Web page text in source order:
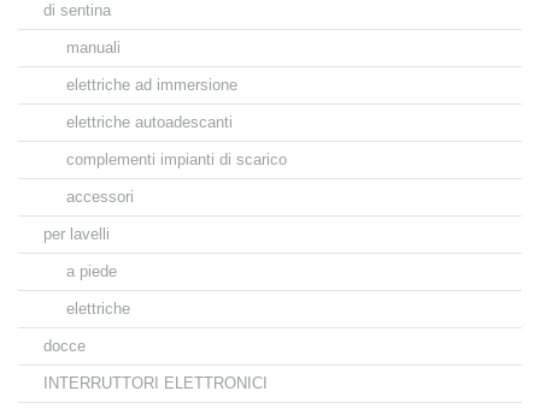
di sentina
manuali
elettriche ad immersione
elettriche autoadescanti
complementi impianti di scarico
accessori
per lavelli
a piede
elettriche
docce
INTERRUTTORI ELETTRONICI